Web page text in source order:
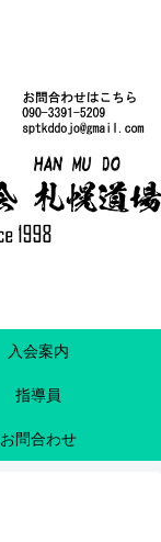
入会案内
指導員
お問合わせ